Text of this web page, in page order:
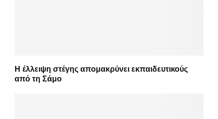
Η έλλειψη στέγης απομακρύνει εκπαιδευτικούς
από τη Σάμο